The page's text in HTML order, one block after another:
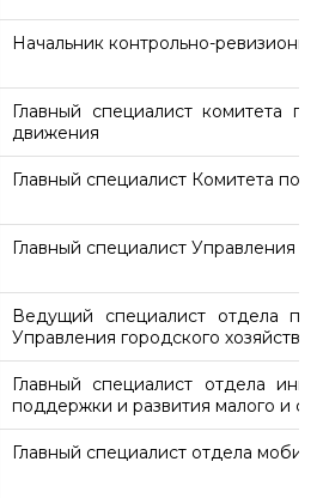
Начальник контрольно-
Главный специалист комитета
движения
Главный специалист Комитета по
Главный специалист Управления
Ведущий специалист отдела по
Управления городского хозяйства
Главный специалист отдела
поддержки и развития малого и
Главный специалист отдела